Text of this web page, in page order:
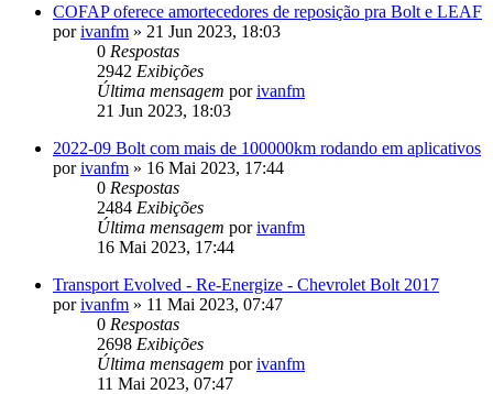
COFAP oferece amortecedores de reposição pra Bolt e LEAF
porivanfm » 21 Jun 2023, 18:03
0 Respostas
2942 Exibições
Última mensagem porivanfm
21 Jun 2023, 18:03
2022-09 Bolt com mais de 100000km rodando em aplicativos
porivanfm » 16 Mai 2023, 17:44
0 Respostas
2484 Exibições
Última mensagem porivanfm
16 Mai 2023, 17:44
Transport Evolved - Re-Energize - Chevrolet Bolt 2017
porivanfm » 11 Mai 2023, 07:47
0 Respostas
2698 Exibições
Última mensagem porivanfm
11 Mai 2023, 07:47